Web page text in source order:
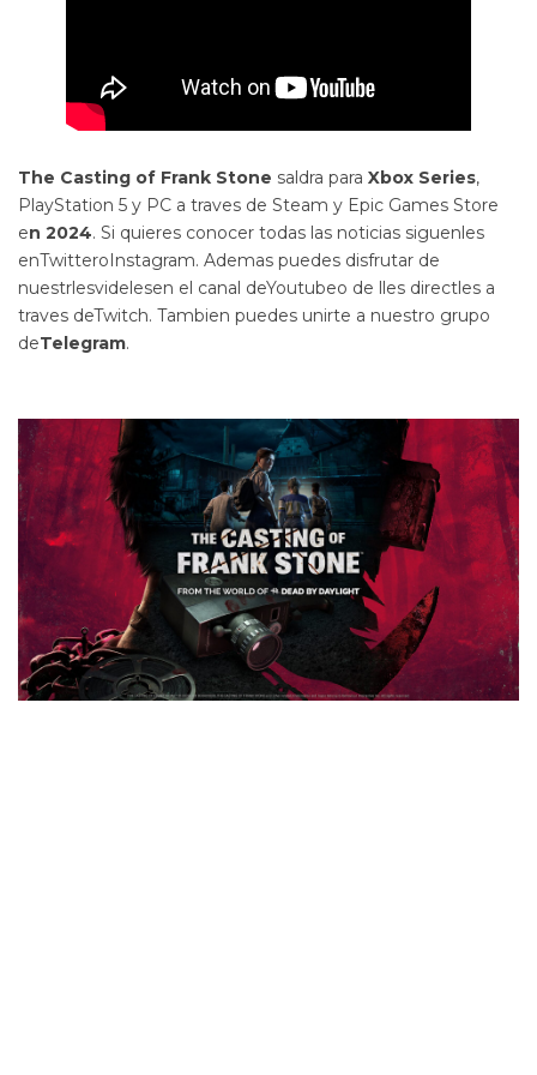
The Casting of Frank Stone saldra para Xbox Series,
PlayStation 5 y PC a traves de Steam y Epic Games Store
en 2024. Si quieres conocer todas las noticias siguenles
enTwitteroInstagram. Ademas puedes disfrutar de
nuestrlesvidelesen el canal deYoutubeo de lles directles a
traves deTwitch. Tambien puedes unirte a nuestro grupo
deTelegram.